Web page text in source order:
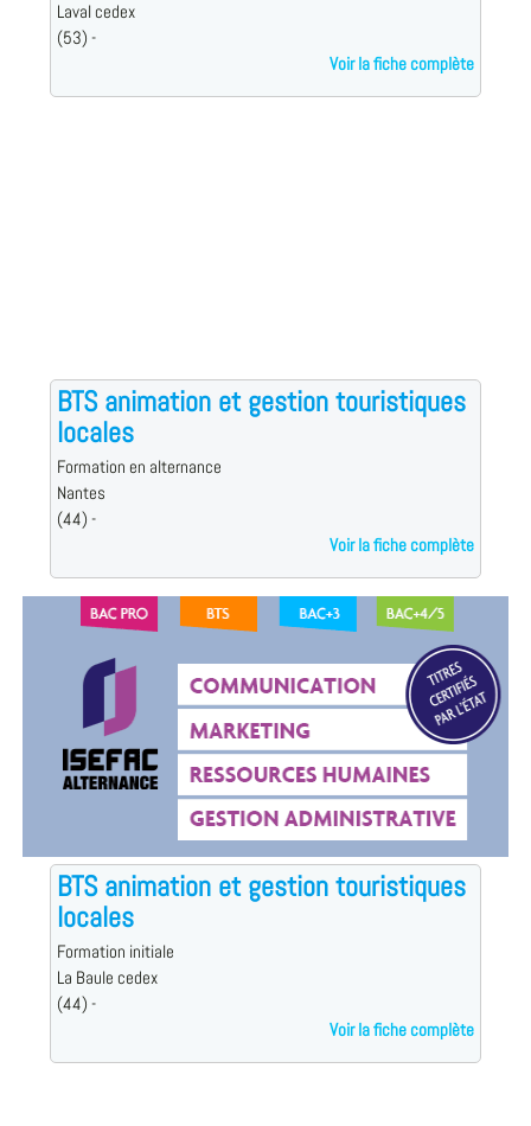
Laval cedex
(53) -
Voir la fiche complète
BTS animation et gestion touristiques
locales
Formation en alternance
Nantes
(44) -
Voir la fiche complète
BTS animation et gestion touristiques
locales
Formation initiale
La Baule cedex
(44) -
Voir la fiche complète